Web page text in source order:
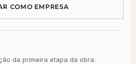
COMO EMPRESA
da primeira etapa da obra.